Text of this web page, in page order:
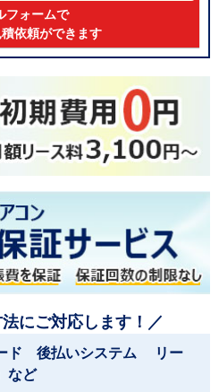
フォームで
依頼ができます
にご対応します！／
ド 後払いシステム リー
など